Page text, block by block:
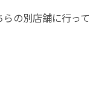
の別店舗に行って